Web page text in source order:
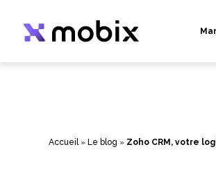
contenu
Accueil» Le blog » Zoho CRM, votre